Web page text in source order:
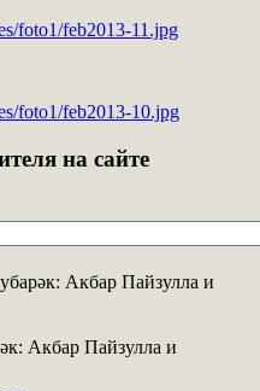
foto1/feb2013-11.jpg
foto1/feb2013-10.jpg
на сайте
Акбар Пайзулла и
Акбар Пайзулла и